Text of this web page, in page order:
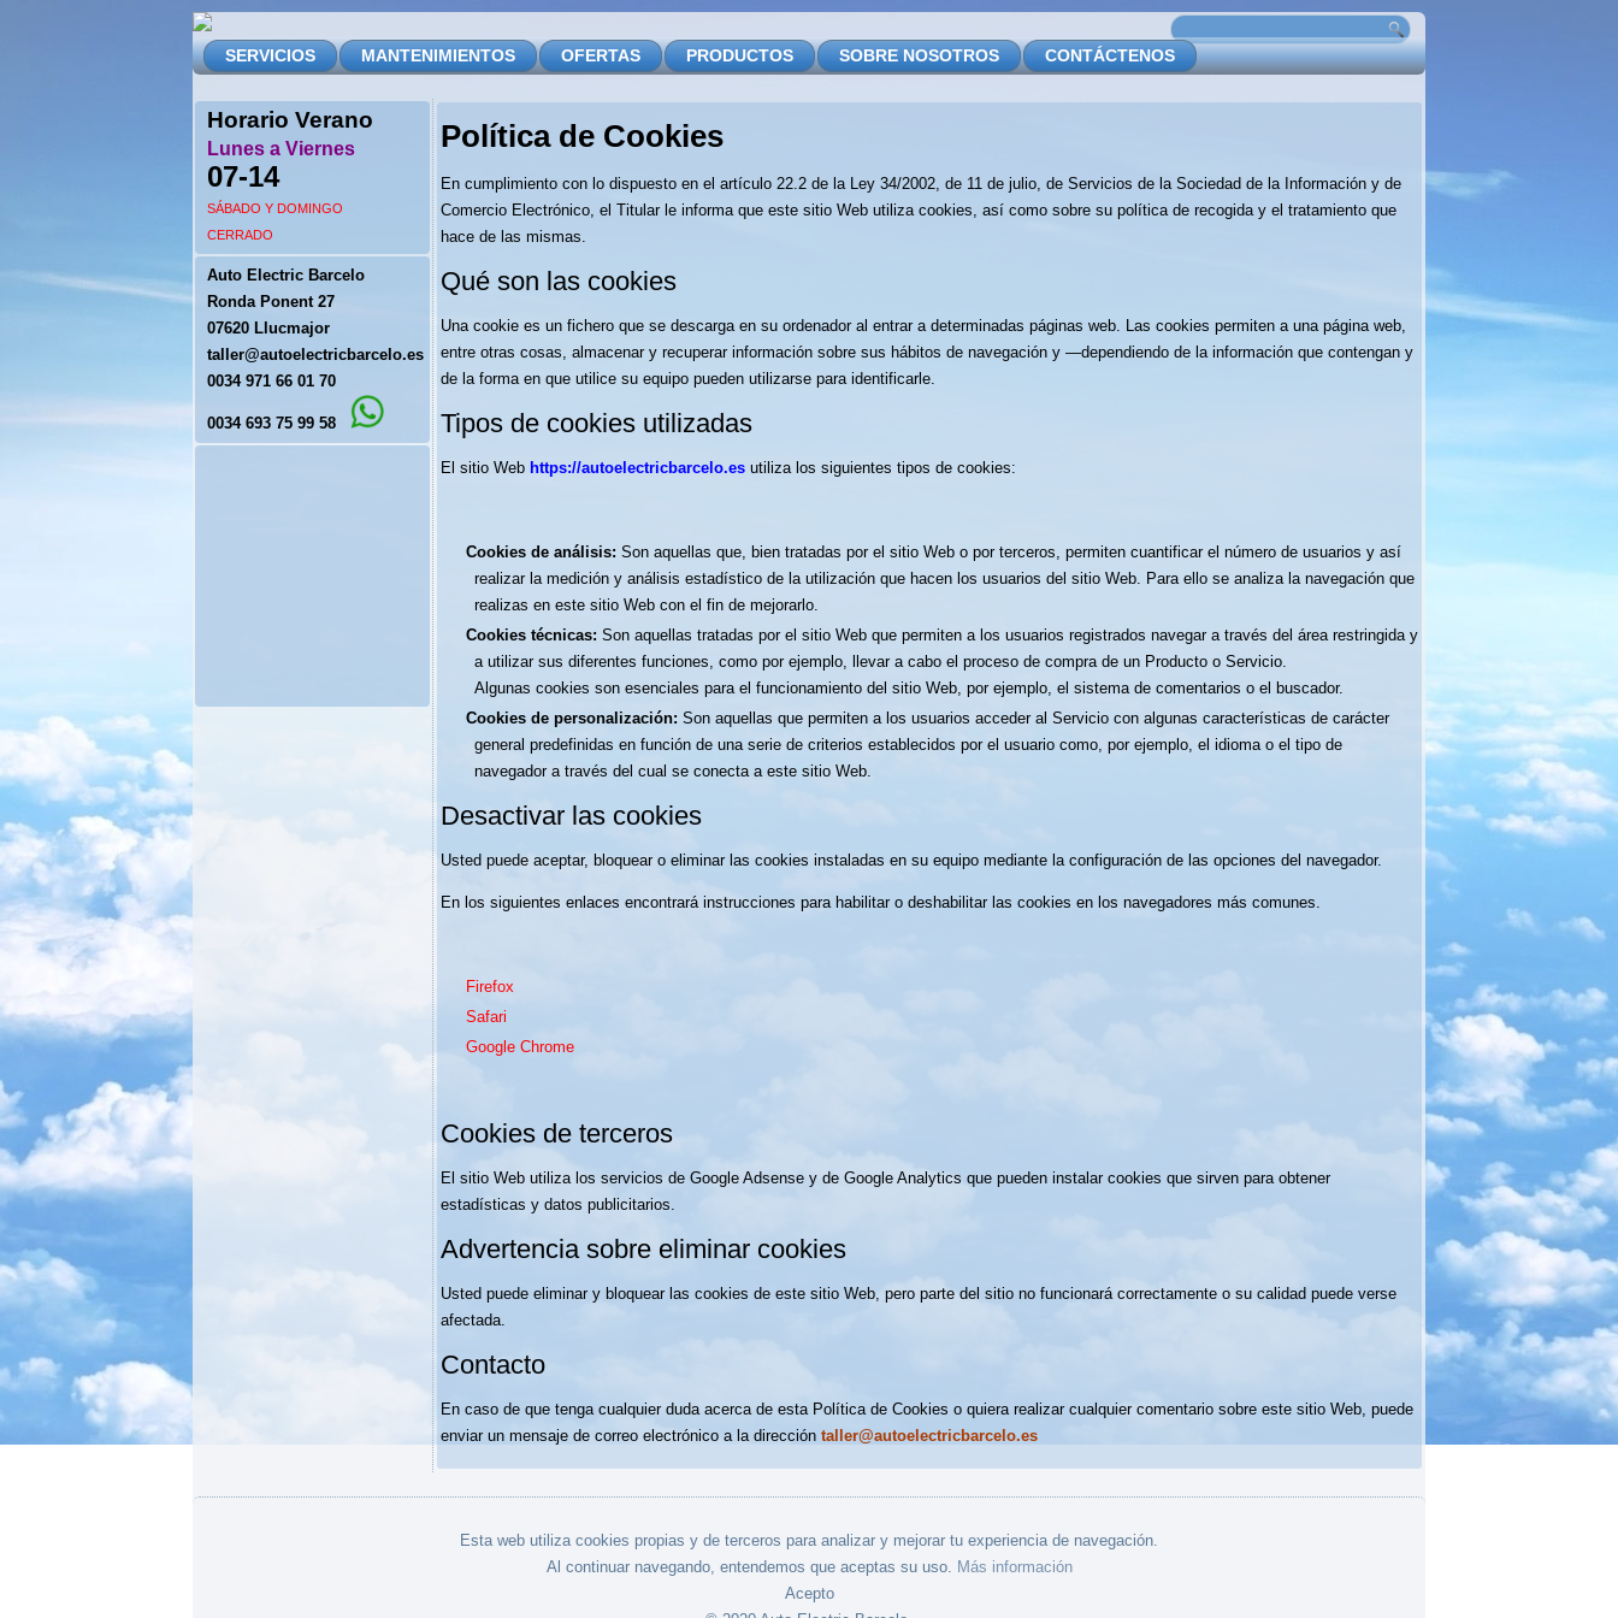
SERVICIOS MANTENIMIENTOS OFERTAS PRODUCTOS SOBRE NOSOTROS CONTÁCTENOS
Horario Verano
Lunes a Viernes
07-14
SÁBADO Y DOMINGO
CERRADO
Auto Electric Barcelo
Ronda Ponent 27
07620 Llucmajor
taller@autoelectricbarcelo.es
0034 971 66 01 70
0034 693 75 99 58
Política de Cookies
En cumplimiento con lo dispuesto en el artículo 22.2 de la Ley 34/2002, de 11 de julio, de Servicios de la Sociedad de la Información y de
Comercio Electrónico, el Titular le informa que este sitio Web utiliza cookies, así como sobre su política de recogida y el tratamiento que
hace de las mismas.
Qué son las cookies
Una cookie es un fichero que se descarga en su ordenador al entrar a determinadas páginas web. Las cookies permiten a una página web,
entre otras cosas, almacenar y recuperar información sobre sus hábitos de navegación y —dependiendo de la información que contengan y
de la forma en que utilice su equipo pueden utilizarse para identificarle.
Tipos de cookies utilizadas
El sitio Web https://autoelectricbarcelo.es utiliza los siguientes tipos de cookies:
Cookies de análisis: Son aquellas que, bien tratadas por el sitio Web o por terceros, permiten cuantificar el número de usuarios y así
realizar la medición y análisis estadístico de la utilización que hacen los usuarios del sitio Web. Para ello se analiza la navegación que
realizas en este sitio Web con el fin de mejorarlo.
Cookies técnicas: Son aquellas tratadas por el sitio Web que permiten a los usuarios registrados navegar a través del área restringida y
a utilizar sus diferentes funciones, como por ejemplo, llevar a cabo el proceso de compra de un Producto o Servicio.
Algunas cookies son esenciales para el funcionamiento del sitio Web, por ejemplo, el sistema de comentarios o el buscador.
Cookies de personalización: Son aquellas que permiten a los usuarios acceder al Servicio con algunas características de carácter
general predefinidas en función de una serie de criterios establecidos por el usuario como, por ejemplo, el idioma o el tipo de
navegador a través del cual se conecta a este sitio Web.
Desactivar las cookies
Usted puede aceptar, bloquear o eliminar las cookies instaladas en su equipo mediante la configuración de las opciones del navegador.
En los siguientes enlaces encontrará instrucciones para habilitar o deshabilitar las cookies en los navegadores más comunes.
Firefox
Safari
Google Chrome
Cookies de terceros
El sitio Web utiliza los servicios de Google Adsense y de Google Analytics que pueden instalar cookies que sirven para obtener
estadísticas y datos publicitarios.
Advertencia sobre eliminar cookies
Usted puede eliminar y bloquear las cookies de este sitio Web, pero parte del sitio no funcionará correctamente o su calidad puede verse
afectada.
Contacto
En caso de que tenga cualquier duda acerca de esta Política de Cookies o quiera realizar cualquier comentario sobre este sitio Web, puede
enviar un mensaje de correo electrónico a la dirección taller@autoelectricbarcelo.es
Esta web utiliza cookies propias y de terceros para analizar y mejorar tu experiencia de navegación.
Al continuar navegando, entendemos que aceptas su uso. Más información
Acepto